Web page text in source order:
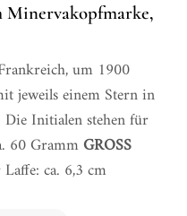
Minervakopfmarke,
um 1900
jeweils einem Stern in
Initialen stehen für
60 GrammGROSS
ca. 6,3 cm